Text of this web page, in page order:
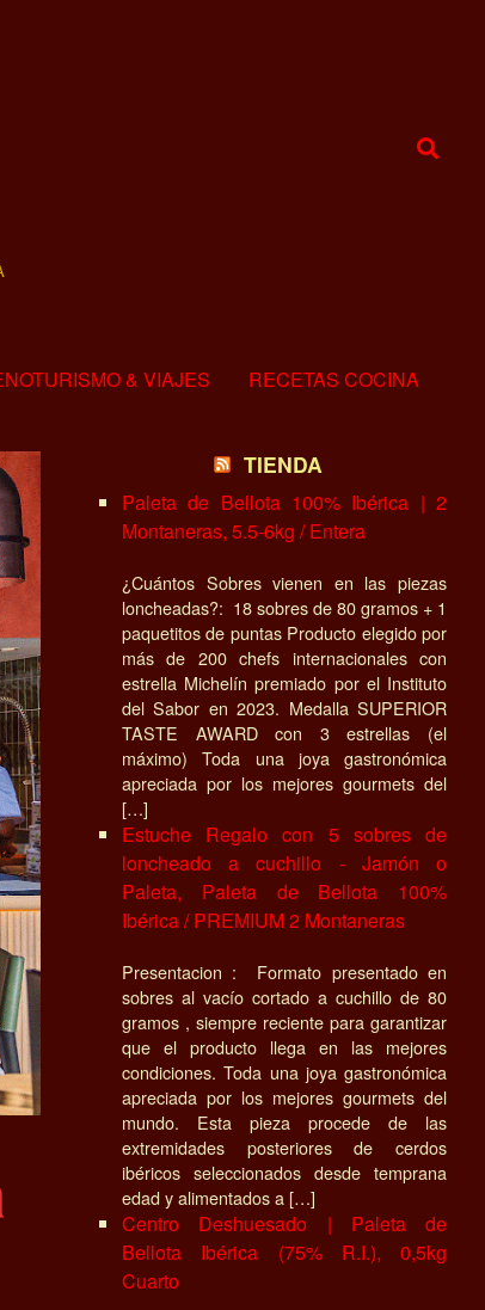
& VIAJES RECETAS COCINA
TIENDA
Paleta de Bellota 100% Ibérica | 2
Montaneras, 5.5-6kg / Entera
¿Cuántos Sobres vienen en las piezas
loncheadas?: 18 sobres de 80 gramos + 1
paquetitos de puntas Producto elegido por
más de 200 chefs internacionales con
estrella Michelín premiado por el Instituto
del Sabor en 2023. Medalla SUPERIOR
TASTE AWARD con 3 estrellas (el
máximo) Toda una joya gastronómica
apreciada por los mejores gourmets del
[…]
Estuche Regalo con 5 sobres de
loncheado a cuchillo - Jamón o
Paleta, Paleta de Bellota 100%
Ibérica / PREMIUM 2 Montaneras
Presentacion : Formato presentado en
sobres al vacío cortado a cuchillo de 80
gramos , siempre reciente para garantizar
que el producto llega en las mejores
condiciones. Toda una joya gastronómica
apreciada por los mejores gourmets del
mundo. Esta pieza procede de las
extremidades posteriores de cerdos
ibéricos seleccionados desde temprana
edad y alimentados a […]
Centro Deshuesado | Paleta de
Bellota Ibérica (75% R.I.), 0,5kg
Cuarto